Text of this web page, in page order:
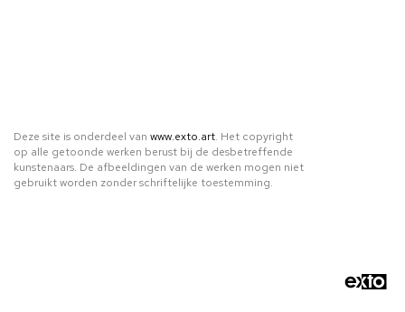
Deze site is onderdeel van www.exto.art. Het copyright
op alle getoonde werken berust bij de desbetreffende
kunstenaars. De afbeeldingen van de werken mogen niet
gebruikt worden zonder schriftelijke toestemming.